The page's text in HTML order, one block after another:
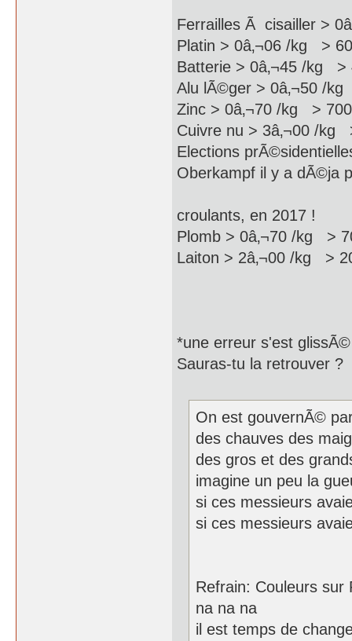
Ferrailles Ã cisailler >
Platin > 0â‚¬06 /kg >
Batterie > 0â‚¬45 /kg >
Alu lÃ©ger > 0â‚¬50 /
Zinc > 0â‚¬70 /kg >
Cuivre nu > 3â‚¬00 /kg
Elections
Oberkampf il y a dÃ©ja
croulants, en 2017 !
Plomb > 0â‚¬70 /kg >
Laiton > 2â‚¬00 /kg >
*une erreur s'est
Sauras-tu la retrouver ?
On est gouvernÃ©
des chauves des
des gros et des
imagine un peu la
si ces messieurs
si ces messieurs
Refrain: Couleurs sur
na na na
il est temps de